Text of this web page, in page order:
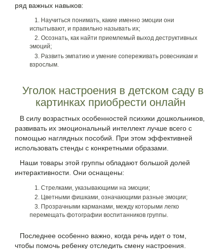
ряд важных навыков:
Научиться понимать, какие именно эмоции они
испытывают, и правильно называть их;
Осознать, как найти приемлемый выход деструктивных
эмоций;
Развить эмпатию и умение сопереживать ровесникам и
взрослым.
Уголок настроения в детском саду в
картинках приобрести онлайн
В силу возрастных особенностей психики дошкольников,
развивать их эмоциональный интеллект лучше всего с
помощью наглядных пособий. При этом эффективней
использовать стенды с конкретными образами.
Наши товары этой группы обладают большой долей
интерактивности. Они оснащены:
Стрелками, указывающими на эмоции;
Цветными фишками, означающими разные эмоции;
Прозрачными карманами, между которыми легко
перемещать фотографии воспитанников группы.
Последнее особенно важно, когда речь идет о том,
чтобы помочь ребенку отследить смену настроения.